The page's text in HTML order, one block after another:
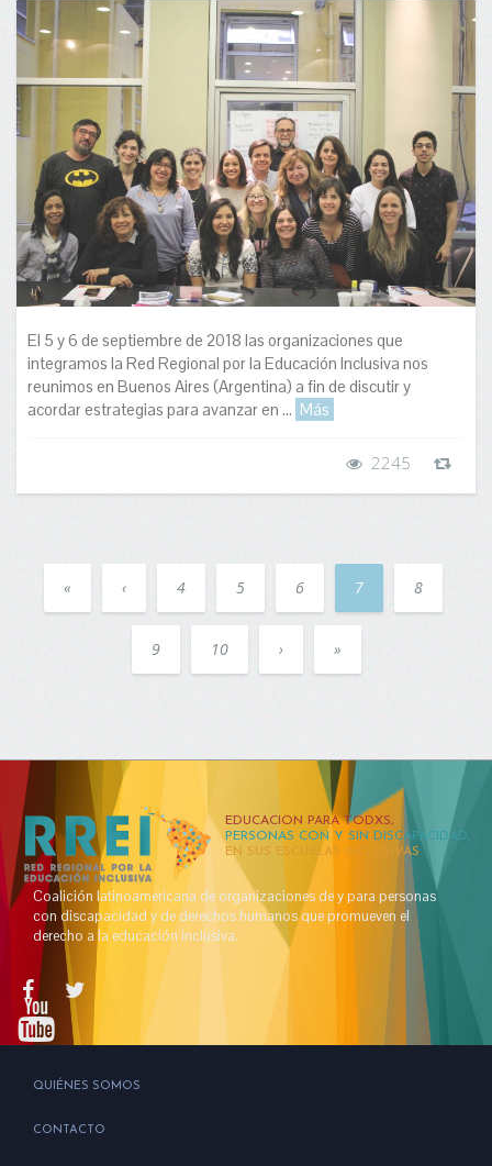
El 5 y 6 de septiembre de 2018 las organizaciones que
integramos la Red Regional por la Educación Inclusiva nos
reunimos en Buenos Aires (Argentina) a fin de discutir y
acordar estrategias para avanzar en ... Más
2245
« ‹ 4 5 6 7 8
9 10 › »
EDUCACION PARA TODXS,
PERSONAS CON Y SIN DISCAPACIDAD,
EN SUS ESCUELAS INCLUSIVAS
Coalición latinoamericana de organizaciones de y para personas
con discapacidad y de derechos humanos que promueven el
derecho a la educación inclusiva.
QUIÉNES SOMOS
CONTACTO